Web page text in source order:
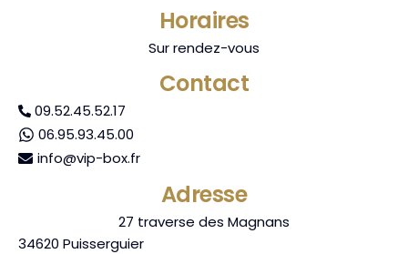
Adresse
27 traverse des Magnans
34620 Puisserguier
Contact
09.52.45.52.17
06.95.93.45.00
info@vip-box.fr
Horaires
Sur rendez-vous